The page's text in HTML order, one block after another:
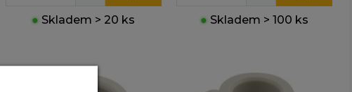
● Skladem > 20 ks ● Skladem > 100 ks